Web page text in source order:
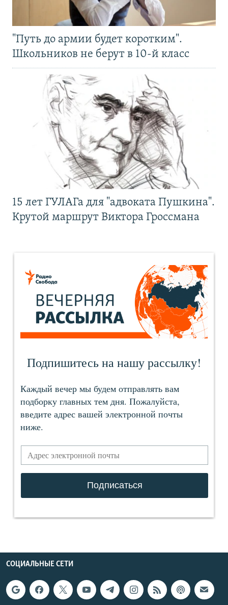
"Путь до армии будет коротким".
Школьников не берут в 10-й класс
15 лет ГУЛАГа для "адвоката Пушкина".
Крутой маршрут Виктора Гроссмана
СОЦИАЛЬНЫЕ СЕТИ